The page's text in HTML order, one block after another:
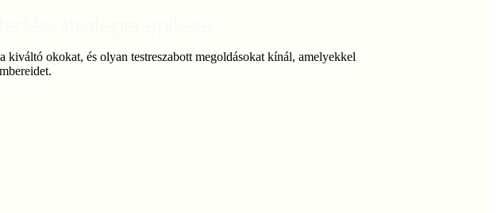
okokat, és olyan testreszabott megoldásokat kínál, amelyekkel